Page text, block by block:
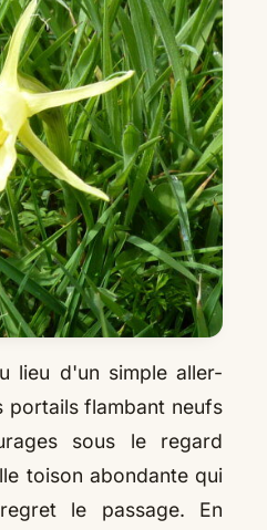
lieu d'un simple aller-
portails flambant neufs
sous le regard
toison abondante qui
le passage. En